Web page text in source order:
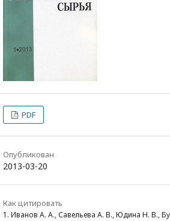
PDF
Опубликован
2013-03-20
Как цитировать
1. Иванов А. А., Савельева А. В., Юдина Н. В.,